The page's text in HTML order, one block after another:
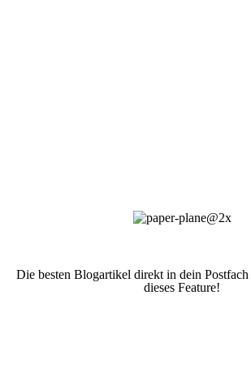
Die besten Blogartikel direkt in dein
dieses Feature!